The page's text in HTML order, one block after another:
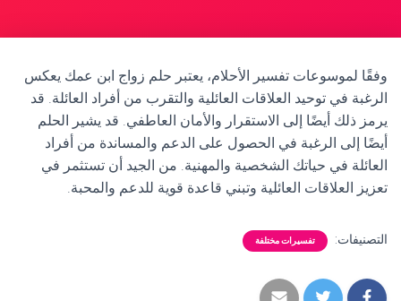
وفقًا لموسوعات تفسير الأحلام، يعتبر حلم زواج ابن عمك يعكس
الرغبة في توحيد العلاقات العائلية والتقرب من أفراد العائلة. قد
يرمز ذلك أيضًا إلى الاستقرار والأمان العاطفي. قد يشير الحلم
أيضًا إلى الرغبة في الحصول على الدعم والمساندة من أفراد
العائلة في حياتك الشخصية والمهنية. من الجيد أن تستثمر في
تعزيز العلاقات العائلية وتبني قاعدة قوية للدعم والمحبة.
التصنيفات: تفسيرات مختلفة